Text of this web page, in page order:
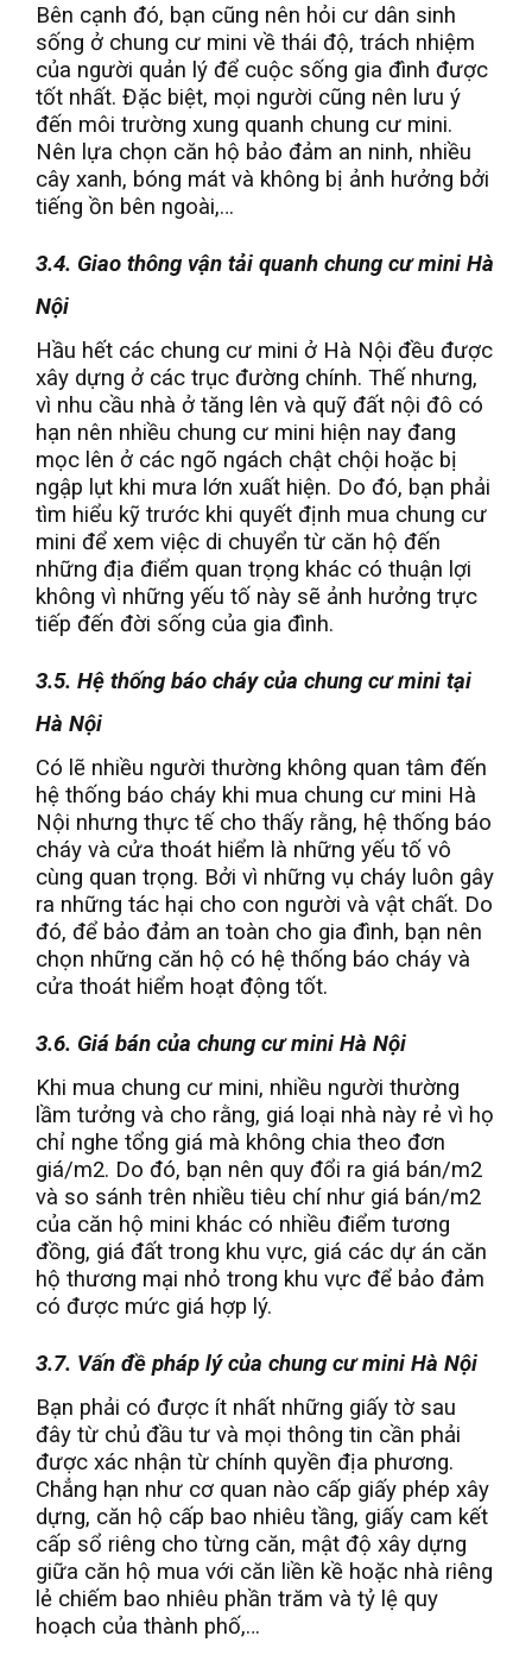
Bên cạnh đó, bạn cũng nên hỏi cư dân sinh
sống ở chung cư mini về thái độ, trách nhiệm
của người quản lý để cuộc sống gia đình được
tốt nhất. Đặc biệt, mọi người cũng nên lưu ý
đến môi trường xung quanh chung cư mini.
Nên lựa chọn căn hộ bảo đảm an ninh, nhiều
cây xanh, bóng mát và không bị ảnh hưởng bởi
tiếng ồn bên ngoài,…
3.4. Giao thông vận tải quanh chung cư mini Hà
Nội
Hầu hết các chung cư mini ở Hà Nội đều được
xây dựng ở các trục đường chính. Thế nhưng,
vì nhu cầu nhà ở tăng lên và quỹ đất nội đô có
hạn nên nhiều chung cư mini hiện nay đang
mọc lên ở các ngõ ngách chật chội hoặc bị
ngập lụt khi mưa lớn xuất hiện. Do đó, bạn phải
tìm hiểu kỹ trước khi quyết định mua chung cư
mini để xem việc di chuyển từ căn hộ đến
những địa điểm quan trọng khác có thuận lợi
không vì những yếu tố này sẽ ảnh hưởng trực
tiếp đến đời sống của gia đình.
3.5. Hệ thống báo cháy của chung cư mini tại
Hà Nội
Có lẽ nhiều người thường không quan tâm đến
hệ thống báo cháy khi mua chung cư mini Hà
Nội nhưng thực tế cho thấy rằng, hệ thống báo
cháy và cửa thoát hiểm là những yếu tố vô
cùng quan trọng. Bởi vì những vụ cháy luôn gây
ra những tác hại cho con người và vật chất. Do
đó, để bảo đảm an toàn cho gia đình, bạn nên
chọn những căn hộ có hệ thống báo cháy và
cửa thoát hiểm hoạt động tốt.
3.6. Giá bán của chung cư mini Hà Nội
Khi mua chung cư mini, nhiều người thường
lầm tưởng và cho rằng, giá loại nhà này rẻ vì họ
chỉ nghe tổng giá mà không chia theo đơn
giá/m2. Do đó, bạn nên quy đổi ra giá bán/m2
và so sánh trên nhiều tiêu chí như giá bán/m2
của căn hộ mini khác có nhiều điểm tương
đồng, giá đất trong khu vực, giá các dự án căn
hộ thương mại nhỏ trong khu vực để bảo đảm
có được mức giá hợp lý.
3.7. Vấn đề pháp lý của chung cư mini Hà Nội
Bạn phải có được ít nhất những giấy tờ sau
đây từ chủ đầu tư và mọi thông tin cần phải
được xác nhận từ chính quyền địa phương.
Chẳng hạn như cơ quan nào cấp giấy phép xây
dựng, căn hộ cấp bao nhiêu tầng, giấy cam kết
cấp sổ riêng cho từng căn, mật độ xây dựng
giữa căn hộ mua với căn liền kề hoặc nhà riêng
lẻ chiếm bao nhiêu phần trăm và tỷ lệ quy
hoạch của thành phố,…